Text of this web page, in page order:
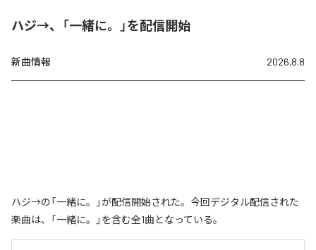
ハジ→、「一緒に。」を配信開始
新曲情報 2026.8.8
ハジ→の「一緒に。」が配信開始された。今回デジタル配信された
楽曲は、「一緒に。」を含む全1曲となっている。